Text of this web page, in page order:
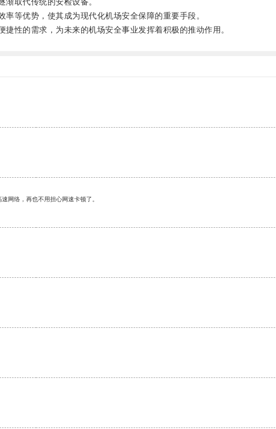
取代传统的安检设备。
等优势，使其成为现代化机场安全保障的重要手段。
的需求，为未来的机场安全事业发挥着积极的推动作用。
网络，再也不用担心网速卡顿了。